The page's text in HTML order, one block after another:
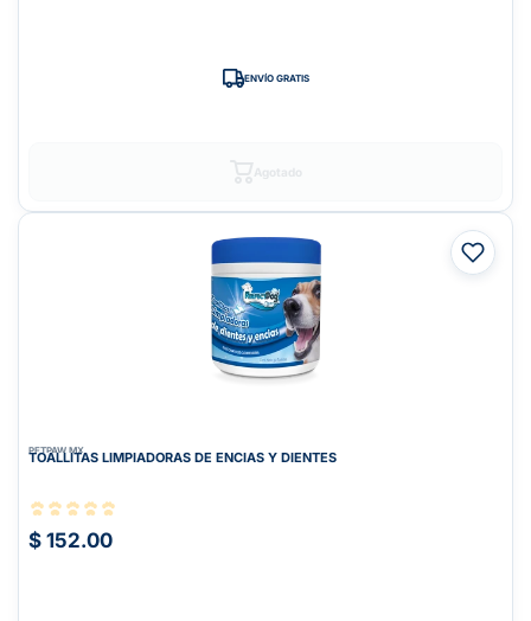
ENVÍO GRATIS
PETPAW.MX
TOALLITAS LIMPIADORAS DE ENCIAS Y DIENTES
$ 152.00